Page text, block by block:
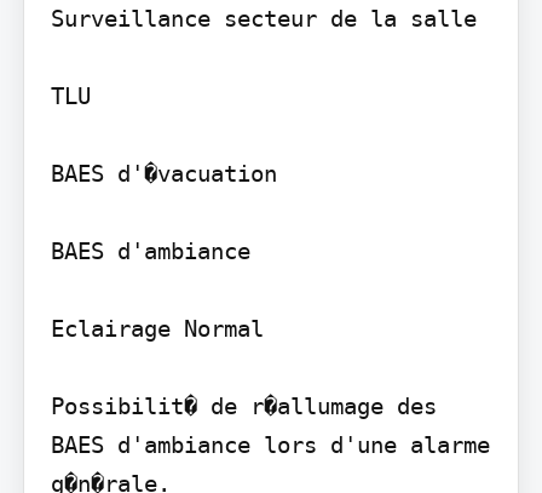
Surveillance secteur de la salle
TLU
BAES d'�vacuation
BAES d'ambiance
Eclairage Normal
Possibilit� de r�allumage des
BAES d'ambiance lors d'une alarme
g�n�rale.